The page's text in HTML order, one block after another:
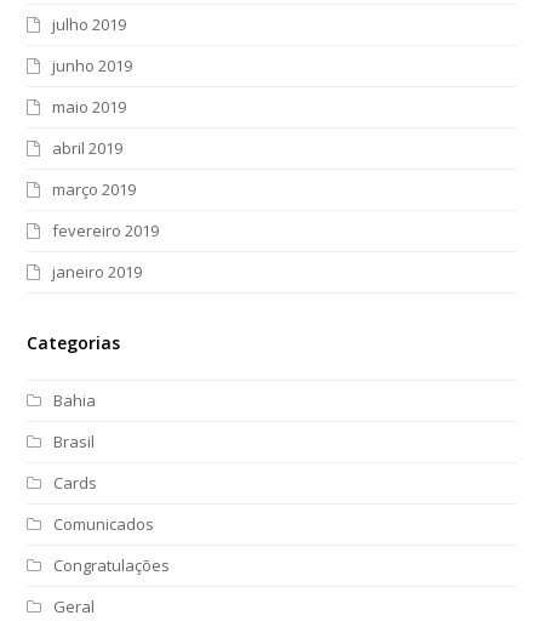
julho 2019
junho 2019
maio 2019
abril 2019
março 2019
fevereiro 2019
janeiro 2019
Categorias
Bahia
Brasil
Cards
Comunicados
Congratulações
Geral